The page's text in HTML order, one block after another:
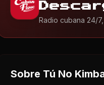
Radio cubana 24/
Sobre Tú No